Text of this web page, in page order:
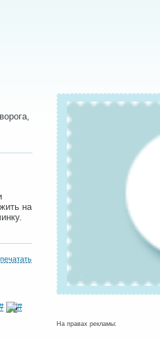
на
На правах рекламы: